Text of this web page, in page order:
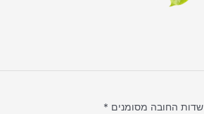
שדות החובה מסומנים *